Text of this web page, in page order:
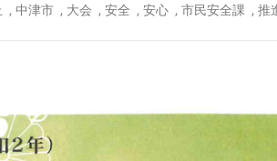
心
り
推
進
, 中津市 , 大会 , 安全 , 安心 , 市民安全課 , 推